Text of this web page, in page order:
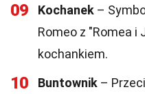
09 Kochanek –
Romeo z "Romea
kochankiem.
10 Buntownik –